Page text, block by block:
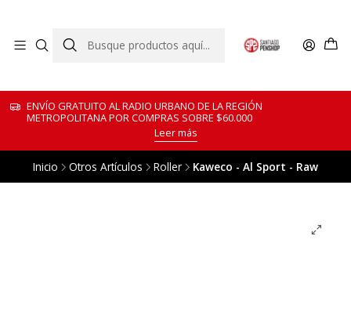
ENVÍO GRATUITO AL RADIO URBANO DE LA REGIÓN
METROPOLITANA POR COMPRAS SOBRE $60.000
Leer más
Inicio Otros Artículos Roller Kaweco - Al Sport - Raw